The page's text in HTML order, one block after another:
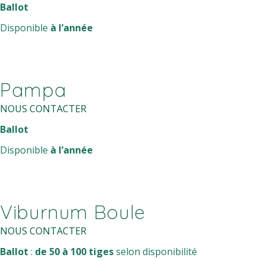
Ballot
Disponible à l’année
Pampa
NOUS CONTACTER
Ballot
Disponible à l’année
Viburnum Boule
NOUS CONTACTER
Ballot : de 50 à 100 tigesselon disponibilité